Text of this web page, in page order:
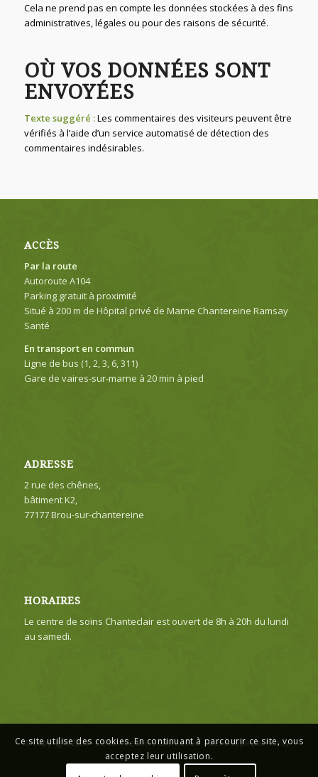
Cela ne prend pas en compte les données stockées à des fins
administratives, légales ou pour des raisons de sécurité.
OÙ VOS DONNÉES SONT
ENVOYÉES
Texte suggéré :Les commentaires des visiteurs peuvent être
vérifiés à l’aide d’un service automatisé de détection des
commentaires indésirables.
ACCÈS
Par la route
Autoroute A104
Parking gratuit à proximité
Situé à 200 m de Hôpital privé de Marne Chantereine Ramsay
Santé
En transport en commun
Ligne de bus (1, 2, 3, 6, 311)
Gare de vaires-sur-marne à 20 min à pied
ADRESSE
2 rue des chênes,
bâtiment K2,
77177 Brou-sur-chantereine
HORAIRES
Le centre de soins Chanteclair est ouvert de 8h à 20h du lundi
au samedi.
© Copyright 2024 - Centre de soins Chanteclair -Développé par Mitizy
Ce site utilise des cookies. En continuant à parcourir ce site, vous
acceptez leur utilisation.